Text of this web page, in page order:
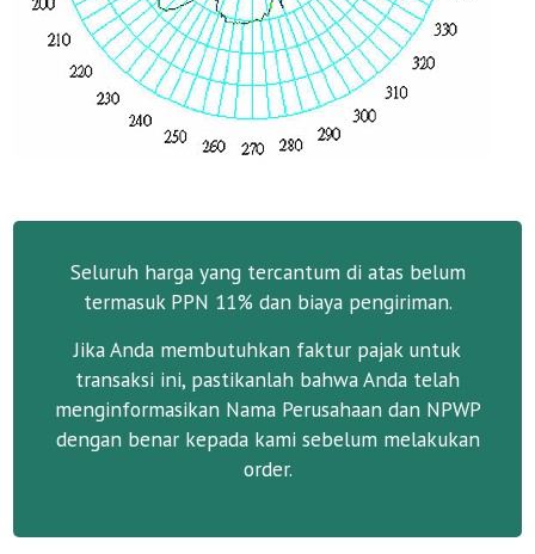
Seluruh harga yang tercantum di atas belum
termasuk PPN 11% dan biaya pengiriman.
Jika Anda membutuhkan faktur pajak untuk
transaksi ini, pastikanlah bahwa Anda telah
menginformasikan Nama Perusahaan dan NPWP
dengan benar kepada kami sebelum melakukan
order.